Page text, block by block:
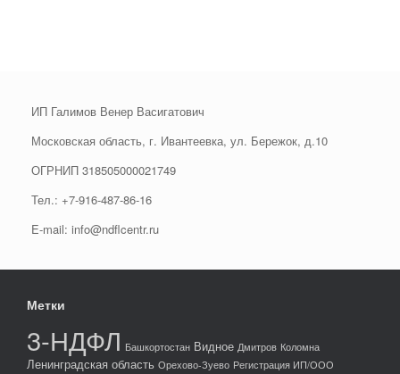
ИП Галимов Венер Васигатович
Московская область, г. Ивантеевка, ул. Бережок, д.10
ОГРНИП 318505000021749
Тел.: +7-916-487-86-16
E-mail: info@ndflcentr.ru
Метки
3-НДФЛ Башкортостан Видное Дмитров Коломна
Ленинградская область Орехово-Зуево Регистрация ИП/ООО